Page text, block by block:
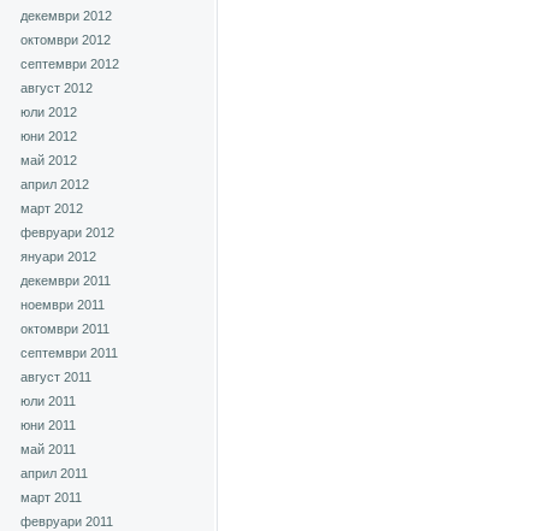
декември 2012
октомври 2012
септември 2012
август 2012
юли 2012
юни 2012
май 2012
април 2012
март 2012
февруари 2012
януари 2012
декември 2011
ноември 2011
октомври 2011
септември 2011
август 2011
юли 2011
юни 2011
май 2011
април 2011
март 2011
февруари 2011